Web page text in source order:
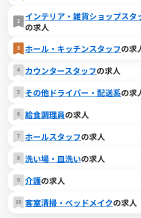
インテリア・雑貨ショップスタ
の求人
ホール・キッチンスタッフの求
カウンタースタッフの求人
その他ドライバー・配送系の求
給食調理員の求人
ホールスタッフの求人
洗い場・皿洗いの求人
介護の求人
客室清掃・ベッドメイクの求人